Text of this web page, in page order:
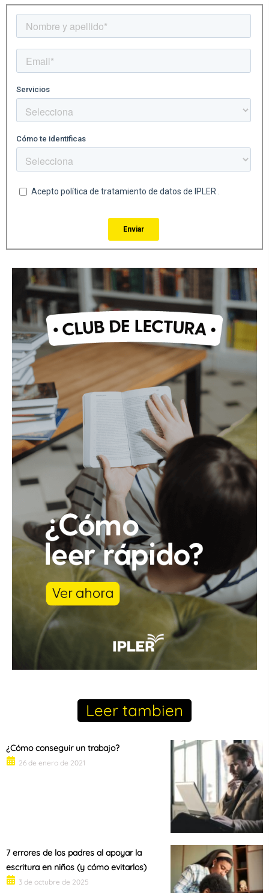
Leer tambien
¿Cómo conseguir un trabajo?
26 de enero de 2021
7 errores de los padres al apoyar la
escritura en niños (y cómo evitarlos)
3 de octubre de 2025